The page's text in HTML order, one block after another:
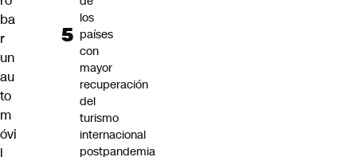
ba
r
un
au
to
m
óvi
los
países
con
mayor
recuperación
del
turismo
internacional
postpandemia